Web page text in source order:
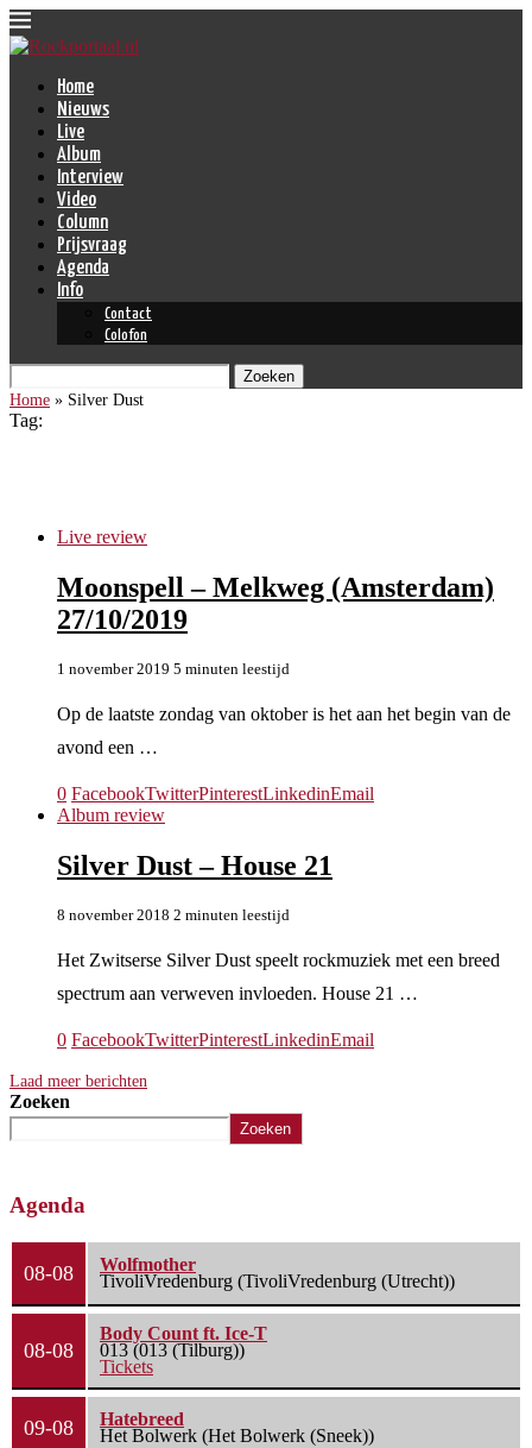
Home
Nieuws
Live
Album
Interview
Video
Column
Prijsvraag
Agenda
Info
Contact
Colofon
Zoeken
Home » Silver Dust
Tag:
Live review
Moonspell – Melkweg (Amsterdam)
27/10/2019
1 november 2019 5 minuten leestijd
Op de laatste zondag van oktober is het aan het begin van de
avond een …
0 FacebookTwitterPinterestLinkedinEmail
Album review
Silver Dust – House 21
8 november 2018 2 minuten leestijd
Het Zwitserse Silver Dust speelt rockmuziek met een breed
spectrum aan verweven invloeden. House 21 …
0 FacebookTwitterPinterestLinkedinEmail
Laad meer berichten
Zoeken
Zoeken
Agenda
08-08
Wolfmother
TivoliVredenburg (TivoliVredenburg (Utrecht))
08-08
Body Count ft. Ice-T
013 (013 (Tilburg))
Tickets
09-08
Hatebreed
Het Bolwerk (Het Bolwerk (Sneek))